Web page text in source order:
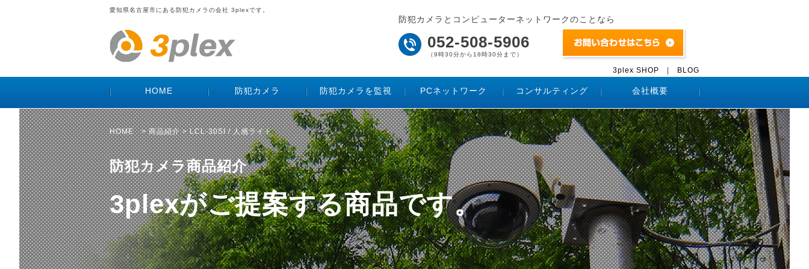
愛知県名古屋市にある防犯カメラの会社 3plexです。
防犯カメラとコンピューターネットワークのことなら
052-508-5906
（9時30分から18時30分まで）
3plex SHOP BLOG
HOME 防犯カメラ 防犯カメラを監視 PCネットワーク コンサルティング 会社概要
HOME>商品紹介> LCL-30SI / 人感ライト
防犯カメラ商品紹介
3plexがご提案する商品です。